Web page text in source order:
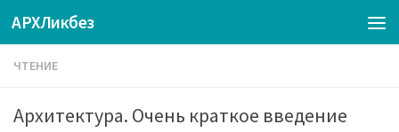
АРХЛикбез
ЧТЕНИЕ
Архитектура. Очень краткое введение